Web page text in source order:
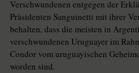
Verschwundenen entgegen der
Präsidenten Sanguinetti mit ihrer
behalten, dass die meisten in
verschwundenen Uruguayer im
Condor vom uruguayischen
worden sind.